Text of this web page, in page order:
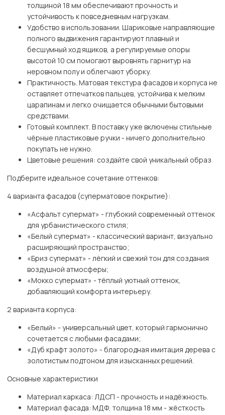
толщиной 18 мм обеспечивают прочность и
устойчивость к повседневным нагрузкам.
Удобство в использовании. Шариковые направляющие
полного выдвижения гарантируют плавный и
бесшумный ход ящиков, а регулируемые опоры
высотой 10 см помогают выровнять гарнитур на
неровном полу и облегчают уборку.
Практичность. Матовая текстура фасадов и корпуса не
оставляет отпечатков пальцев, устойчива к мелким
царапинам и легко очищается обычными бытовыми
средствами.
Готовый комплект. В поставку уже включены стильные
чёрные пластиковые ручки - ничего дополнительно
покупать не нужно.
Цветовые решения: создайте свой уникальный образ
Подберите идеальное сочетание оттенков:
4 варианта фасадов (суперматовое покрытие):
«Асфальт супермат» - глубокий современный оттенок
для урбанистического стиля;
«Белый супермат» - классический вариант, визуально
расширяющий пространство;
«Бриз супермат» - лёгкий и свежий тон для создания
воздушной атмосферы;
«Мокко супермат» - тёплый уютный оттенок,
добавляющий комфорта интерьеру.
2 варианта корпуса:
«Белый» - универсальный цвет, который гармонично
сочетается с любыми фасадами;
«Дуб крафт золото» - благородная имитация дерева с
золотистым подтоном для изысканных решений.
Основные характеристики
Материал каркаса: ЛДСП - прочность и надёжность.
Материал фасада: МДФ, толщина 18 мм - жёсткость